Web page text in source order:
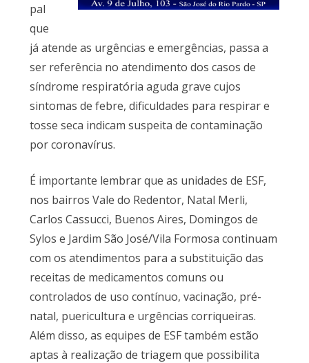
pal
que
já atende as urgências e emergências, passa a
ser referência no atendimento dos casos de
síndrome respiratória aguda grave cujos
sintomas de febre, dificuldades para respirar e
tosse seca indicam suspeita de contaminação
por coronavírus.
É importante lembrar que as unidades de ESF,
nos bairros Vale do Redentor, Natal Merli,
Carlos Cassucci, Buenos Aires, Domingos de
Sylos e Jardim São José/Vila Formosa continuam
com os atendimentos para a substituição das
receitas de medicamentos comuns ou
controlados de uso contínuo, vacinação, pré-
natal, puericultura e urgências corriqueiras.
Além disso, as equipes de ESF também estão
aptas à realização de triagem que possibilita